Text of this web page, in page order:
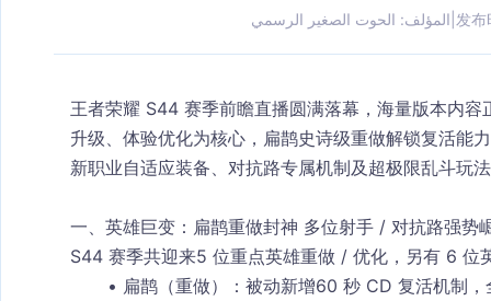
المؤلف: الحوت الصغير الرسمي 发
王者荣耀 S44 赛季前瞻直播圆满落幕，海量版本内容
升级、体验优化为核心，扁鹊史诗级重做解锁复活能
新职业自适应装备、对抗路专属机制及超极限乱斗玩
一、英雄巨变：扁鹊重做封神 多位射手 / 对抗路强势
S44 赛季共迎来5 位重点英雄重做 / 优化 ，另有 6 位
扁鹊（重做）
：被动新增60 秒 CD 复活机制